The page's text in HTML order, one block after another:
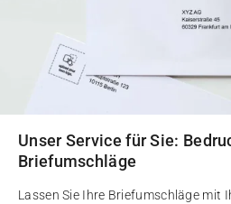
Unser Service für Sie:
Briefumschläge
Lassen Sie Ihre Briefumschläge mit